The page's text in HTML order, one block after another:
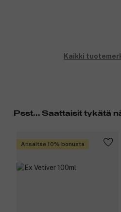
Kaikki
Psst... Saattaisit tykätä
Ansaitse 10% bonusta